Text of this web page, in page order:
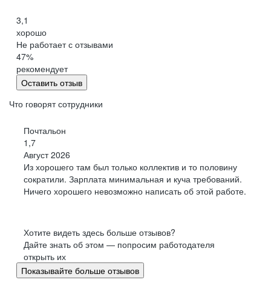
Киров
Китай
Сыктывкар
Кострома
Краснодар
Курск
Липецк
Магадан
Йошкар-Ола
Саранск
Великий Новгород
Омск
Орел
3,1
хорошо
Не работает с отзывами
47%
рекомендует
Оставить отзыв
Что говорят сотрудники
Почтальон
1,7
Август 2026
Из хорошего там был только коллектив и то половину
сократили. Зарплата минимальная и куча требований.
Ничего хорошего невозможно написать об этой работе.
Хотите видеть здесь больше отзывов?
Дайте знать об этом — попросим работодателя
открыть их
Показывайте больше отзывов